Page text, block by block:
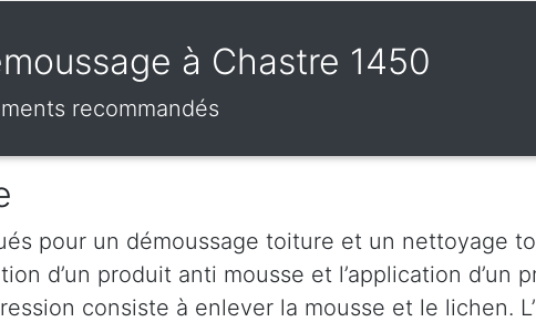
à Chastre 1450
recommandés
pour un démoussage toiture et un nettoyage
d’un produit anti mousse et l’application d’un
consiste à enlever la mousse et le lichen.